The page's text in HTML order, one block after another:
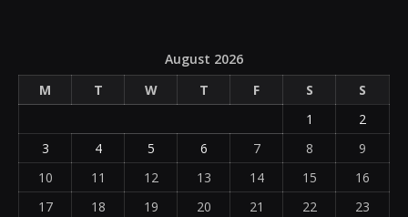
August 2026
M
T W T F S
S
1
2
3
4 5 6 7 8
9
10
11 12 13 14 15
16
17
18 19 20 21 22
23